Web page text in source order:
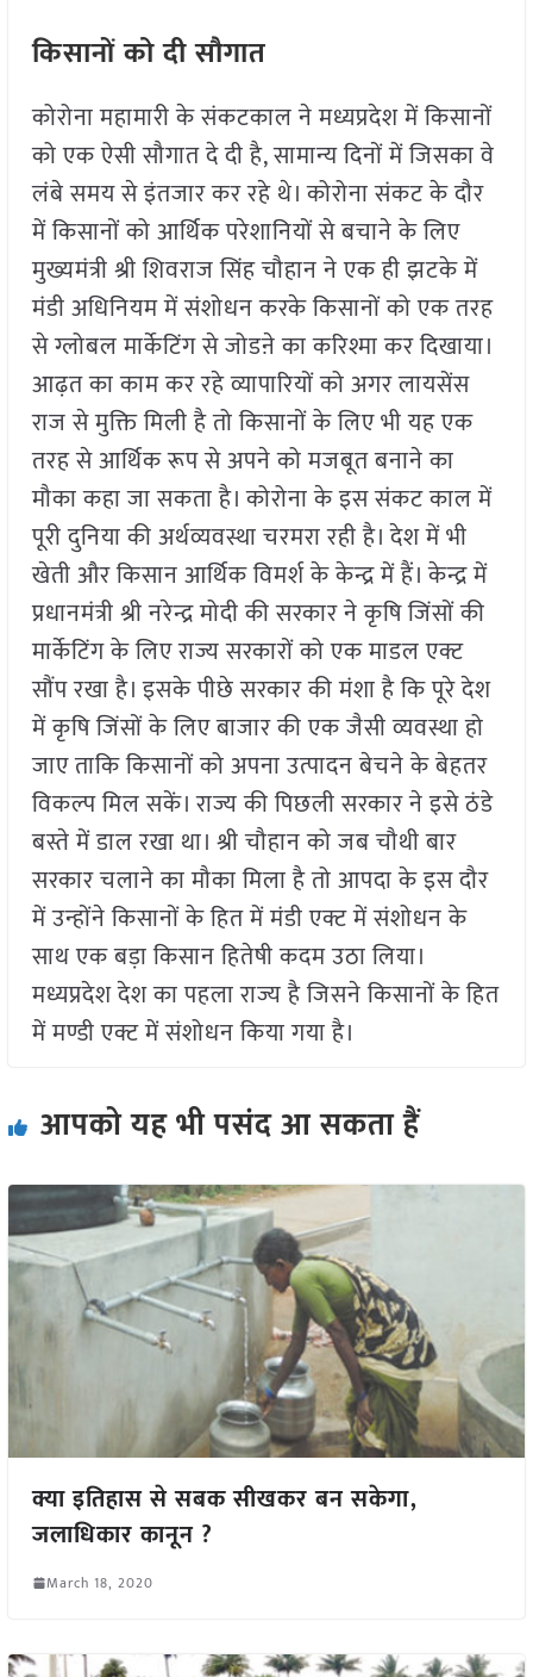
किसानों को दी सौगात
कोरोना महामारी के संकटकाल ने मध्यप्रदेश में किसानों
को एक ऐसी सौगात दे दी है, सामान्य दिनों में जिसका वे
लंबे समय से इंतजार कर रहे थे। कोरोना संकट के दौर
में किसानों को आर्थिक परेशानियों से बचाने के लिए
मुख्यमंत्री श्री शिवराज सिंह चौहान ने एक ही झटके में
मंडी अधिनियम में संशोधन करके किसानों को एक तरह
से ग्लोबल मार्केटिंग से जोडऩे का करिश्मा कर दिखाया।
आढ़त का काम कर रहे व्यापारियों को अगर लायसेंस
राज से मुक्ति मिली है तो किसानों के लिए भी यह एक
तरह से आर्थिक रूप से अपने को मजबूत बनाने का
मौका कहा जा सकता है। कोरोना के इस संकट काल में
पूरी दुनिया की अर्थव्यवस्था चरमरा रही है। देश में भी
खेती और किसान आर्थिक विमर्श के केन्द्र में हैं। केन्द्र में
प्रधानमंत्री श्री नरेन्द्र मोदी की सरकार ने कृषि जिंसों की
मार्केटिंग के लिए राज्य सरकारों को एक माडल एक्ट
सौंप रखा है। इसके पीछे सरकार की मंशा है कि पूरे देश
में कृषि जिंसों के लिए बाजार की एक जैसी व्यवस्था हो
जाए ताकि किसानों को अपना उत्पादन बेचने के बेहतर
विकल्प मिल सकें। राज्य की पिछली सरकार ने इसे ठंडे
बस्ते में डाल रखा था। श्री चौहान को जब चौथी बार
सरकार चलाने का मौका मिला है तो आपदा के इस दौर
में उन्होंने किसानों के हित में मंडी एक्ट में संशोधन के
साथ एक बड़ा किसान हितेषी कदम उठा लिया।
मध्यप्रदेश देश का पहला राज्य है जिसने किसानों के हित
में मण्डी एक्ट में संशोधन किया गया है।
आपको यह भी पसंद आ सकता हैं
क्या इतिहास से सबक सीखकर बन सकेगा,
जलाधिकार कानून ?
March 18, 2020